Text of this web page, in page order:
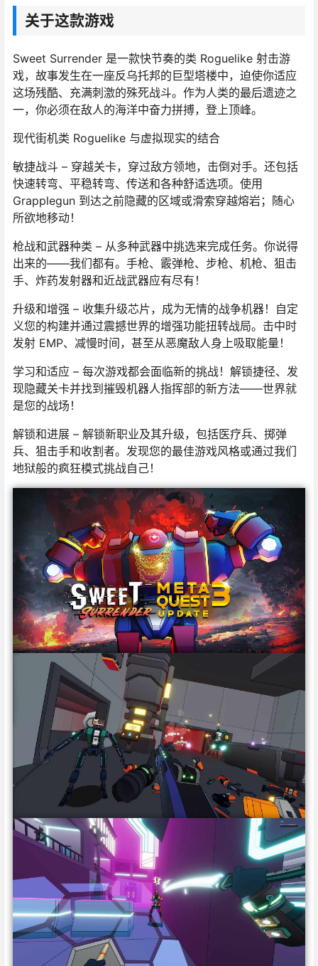
关于这款游戏
Sweet Surrender 是一款快节奏的类 Roguelike 射击游
戏，故事发生在一座反乌托邦的巨型塔楼中，迫使你适应
这场残酷、充满刺激的殊死战斗。作为人类的最后遗迹之
一，你必须在敌人的海洋中奋力拼搏，登上顶峰。
现代街机类 Roguelike 与虚拟现实的结合
敏捷战斗 – 穿越关卡，穿过敌方领地，击倒对手。还包括
快速转弯、平稳转弯、传送和各种舒适选项。使用
Grapplegun 到达之前隐藏的区域或滑索穿越熔岩；随心
所欲地移动！
枪战和武器种类 – 从多种武器中挑选来完成任务。你说得
出来的——我们都有。手枪、霰弹枪、步枪、机枪、狙击
手、炸药发射器和近战武器应有尽有！
升级和增强 – 收集升级芯片，成为无情的战争机器！自定
义您的构建并通过震撼世界的增强功能扭转战局。击中时
发射 EMP、减慢时间，甚至从恶魔敌人身上吸取能量！
学习和适应 – 每次游戏都会面临新的挑战！解锁捷径、发
现隐藏关卡并找到摧毁机器人指挥部的新方法——世界就
是您的战场！
解锁和进展 – 解锁新职业及其升级，包括医疗兵、掷弹
兵、狙击手和收割者。发现您的最佳游戏风格或通过我们
地狱般的疯狂模式挑战自己！